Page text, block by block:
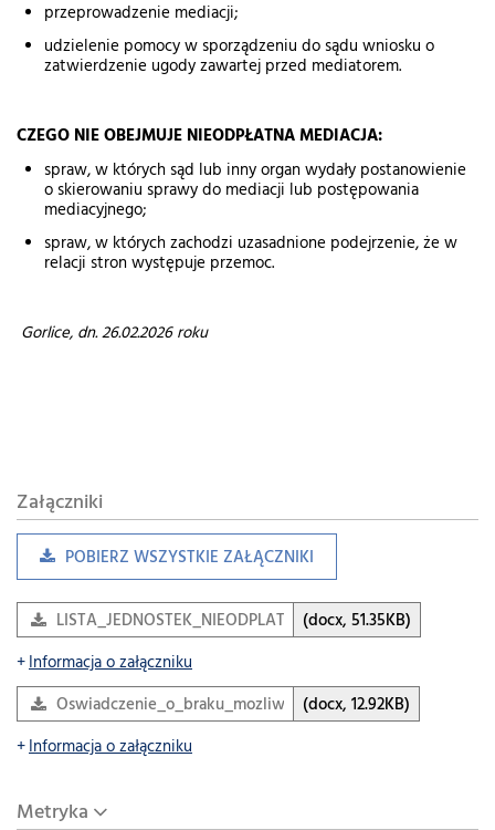
przeprowadzenie mediacji;
udzielenie pomocy w sporządzeniu do sądu wniosku o
zatwierdzenie ugody zawartej przed mediatorem.
CZEGO NIE OBEJMUJE NIEODPŁATNA MEDIACJA:
spraw, w których sąd lub inny organ wydały postanowienie
o skierowaniu sprawy do mediacji lub postępowania
mediacyjnego;
spraw, w których zachodzi uzasadnione podejrzenie, że w
relacji stron występuje przemoc.
Gorlice, dn. 26.02.2026 roku
Załączniki
POBIERZ WSZYSTKIE ZAŁĄCZNIKI
(docx, 51.35KB)
Informacja o załączniku
(docx, 12.92KB)
Informacja o załączniku
Metryka